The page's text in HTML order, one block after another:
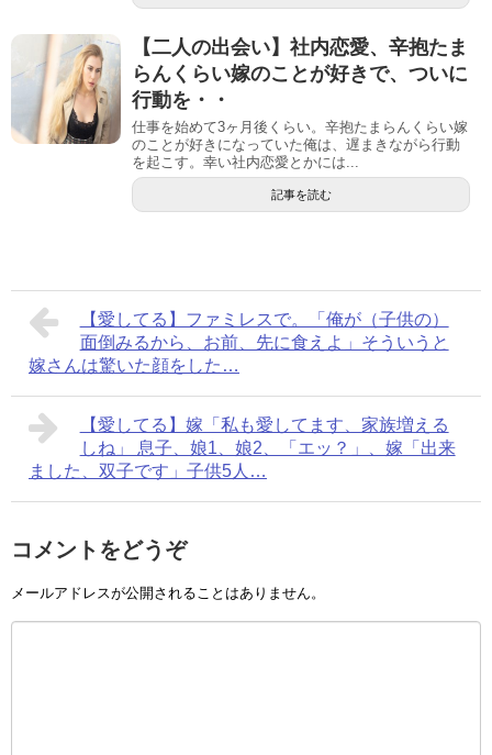
【二人の出会い】社内恋愛、辛抱たま
らんくらい嫁のことが好きで、ついに
行動を・・
仕事を始めて3ヶ月後くらい。辛抱たまらんくらい嫁
のことが好きになっていた俺は、遅まきながら行動
を起こす。幸い社内恋愛とかには...
記事を読む
【愛してる】ファミレスで。「俺が（子供の）
面倒みるから、お前、先に食えよ」そういうと
嫁さんは驚いた顔をした…
【愛してる】嫁「私も愛してます、家族増える
しね」 息子、娘1、娘2、「エッ？」、嫁「出来
ました、双子です」子供5人…
コメントをどうぞ
メールアドレスが公開されることはありません。